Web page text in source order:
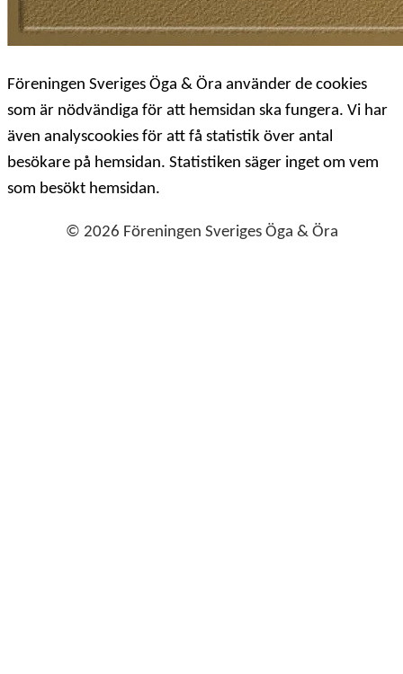
Föreningen Sveriges Öga & Öra använder de cookies
som är nödvändiga för att hemsidan ska fungera. Vi har
även analyscookies för att få statistik över antal
besökare på hemsidan. Statistiken säger inget om vem
som besökt hemsidan.
© 2026 Föreningen Sveriges Öga & Öra